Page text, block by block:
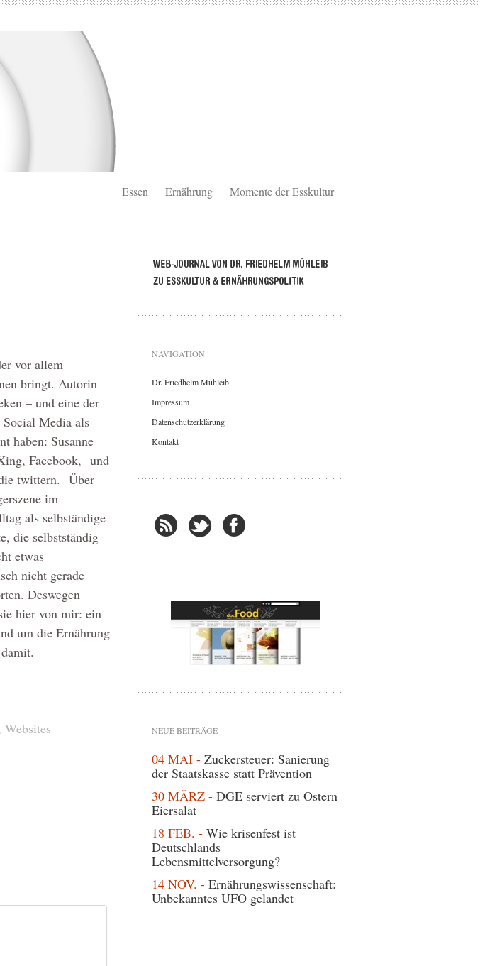
Essen Ernährung Momente der Esskultur
vor allem
bringt. Autorin
– und eine der
Media als
haben: Susanne
Facebook, und
twittern. Über
im
als selbständige
die selbstständig
etwas
nicht gerade
Deswegen
hier von mir: ein
um die Ernährung
Websites
NAVIGATION
Dr. Friedhelm Mühleib
Impressum
Datenschutzerklärung
Kontakt
NEUE BEITRÄGE
04 MAI - Zuckersteuer: Sanierung
der Staatskasse statt Prävention
30 MÄRZ - DGE serviert zu Ostern
Eiersalat
18 FEB. - Wie krisenfest ist
Deutschlands
Lebensmittelversorgung?
14 NOV. - Ernährungswissenschaft:
Unbekanntes UFO gelandet